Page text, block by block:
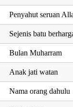
Penyahut seruan
Sejenis batu
Bulan Muharram
Anak jati watan
Nama orang dahulu